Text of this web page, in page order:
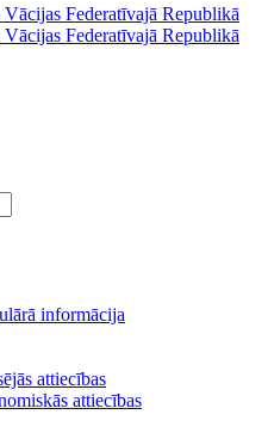
informācija
attiecības
attiecības